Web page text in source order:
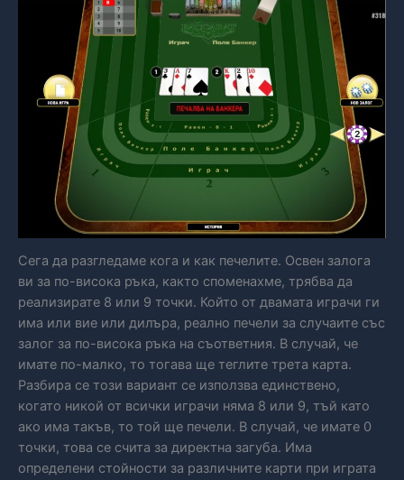
Сега да разгледаме кога и как печелите. Освен залога
ви за по-висока ръка, както споменахме, трябва да
реализирате 8 или 9 точки. Който от двамата играчи ги
има или вие или дилъра, реално печели за случаите със
залог за по-висока ръка на съответния. В случай, че
имате по-малко, то тогава ще теглите трета карта.
Разбира се този вариант се използва единствено,
когато никой от всички играчи няма 8 или 9, тъй като
ако има такъв, то той ще печели. В случай, че имате 0
точки, това се счита за директна загуба. Има
определени стойности за различните карти при играта